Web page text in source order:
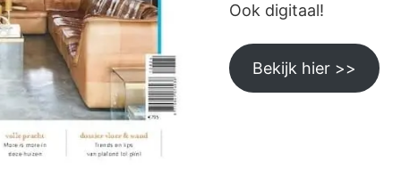
Ook digitaal!
Bekijk hier >>